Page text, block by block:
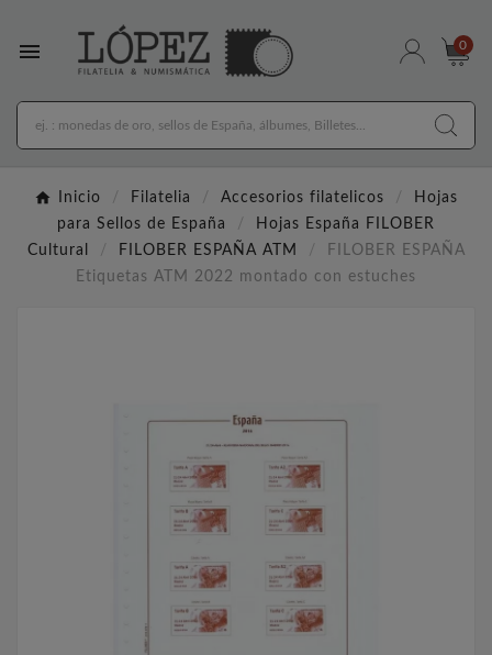
 0
Inicio Filatelia Accesorios filatelicos
Hojas
para Sellos de España
Hojas España FILOBER
Cultural
FILOBER ESPAÑA ATM
FILOBER ESPAÑA
Etiquetas ATM 2022 montado con estuches